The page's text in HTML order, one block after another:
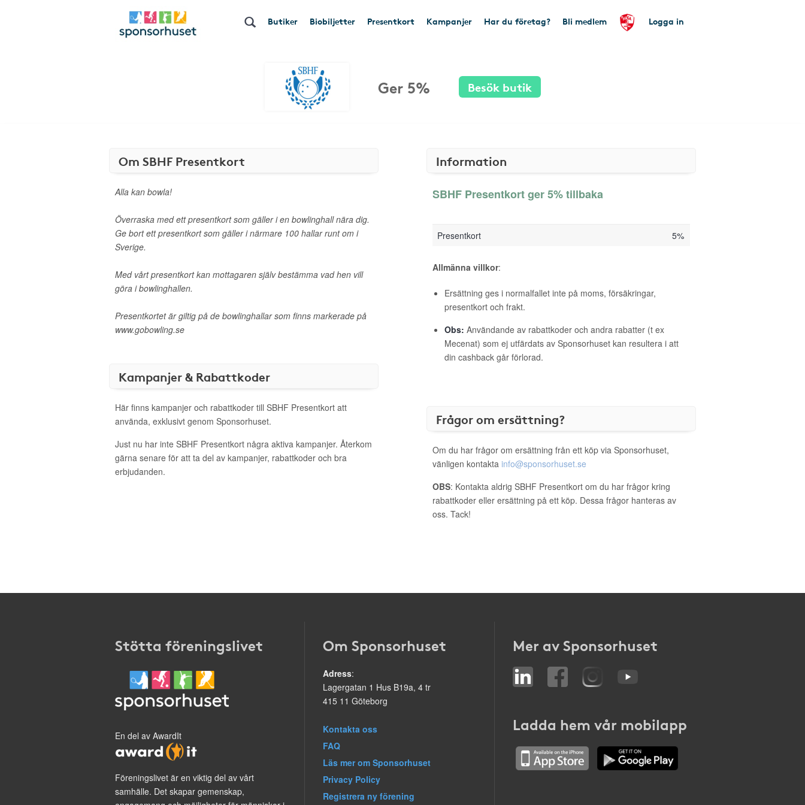
Butiker Biobiljetter Presentkort Kampanjer Har du företag? Bli medlem Logga in
Ger 5% Besök butik
Om SBHF Presentkort
Alla kan bowla!
Överraska med ett presentkort som gäller i en bowlinghall nära dig.
Ge bort ett presentkort som gäller i närmare 100 hallar runt om i
Sverige.
Med vårt presentkort kan mottagaren själv bestämma vad hen vill
göra i bowlinghallen.
Presentkortet är giltig på de bowlinghallar som finns markerade på
www.gobowling.se
Kampanjer & Rabattkoder
Här finns kampanjer och rabattkoder till SBHF Presentkort att
använda, exklusivt genom Sponsorhuset.
Just nu har inte SBHF Presentkort några aktiva kampanjer. Återkom
gärna senare för att ta del av kampanjer, rabattkoder och bra
erbjudanden.
Information
SBHF Presentkort ger 5% tillbaka
Presentkort 5%
Allmänna villkor:
Ersättning ges i normalfallet inte på moms, försäkringar,
presentkort och frakt.
Obs: Användande av rabattkoder och andra rabatter (t ex
Mecenat) som ej utfärdats av Sponsorhuset kan resultera i att
din cashback går förlorad.
Frågor om ersättning?
Om du har frågor om ersättning från ett köp via Sponsorhuset,
vänligen kontakta info@sponsorhuset.se
OBS: Kontakta aldrig SBHF Presentkort om du har frågor kring
rabattkoder eller ersättning på ett köp. Dessa frågor hanteras av
oss. Tack!
Stötta föreningslivet
En del av AwardIt
Föreningslivet är en viktig del av vårt
samhälle. Det skapar gemenskap,
Om Sponsorhuset
Adress:
Lagergatan 1 Hus B19a, 4 tr
415 11 Göteborg
Kontakta oss
FAQ
Läs mer om Sponsorhuset
Privacy Policy
Registrera ny förening
Mer av Sponsorhuset
Ladda hem vår mobilapp